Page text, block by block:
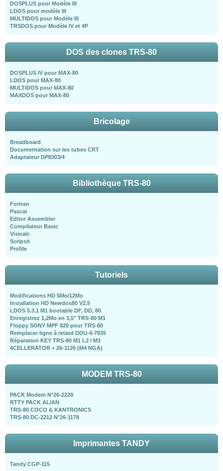
DOSPLUS pour Modèle III
LDOS pour modèle III
MULTIDOS pour Modèle III
TRSDOS pour Modèle IV et 4P
DOS des clones TRS-80
DOSPLUS IV pour MAX-80
LDOS pour MAX-80
MULTIDOS pour MAX-80
MAXDOS pour MAX-80
Bricolage
Breadboard
Documentation sur les tubes CRT
Adaptateur DP8303/4
Bibliothèque TRS-80
Fortran
Pascal
Editor Assembler
Compilateur Basic
Visicalc
Scripsit
Profile
Tutoriels
Modifications HD 5Mo/12Mo
Installation HD Newdos80 V2.5
LDOS 5.3.1 M1 bootable DF, DD, 80
Enregistrez 1,2Mo en 3,5" TRS-80 M1
Floppy SONY MPF 920 pour TRS-80
Remplacer ligne à retard DDU-4-7835
Réparation KEY TRS-80 M1 L2 / M3
4CELLERATOR + 26-1126 (M4 NGA)
MODEM TRS-80
PACK Modem N°26-2228
RTTY PACK ALIAN
TRS-80 COCO & KANTRONICS
TRS-80 DC-2212 N°26-1178
Imprimantes TANDY
Tandy CGP-115